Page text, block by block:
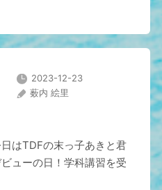
2023-12-23
薮内 絵里
はTDFの末っ子あきと君
ューの日！学科講習を受